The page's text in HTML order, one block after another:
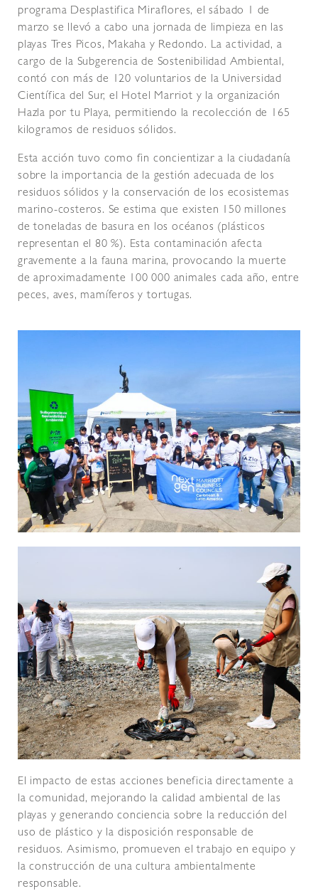
programa Desplastifica Miraflores, el sábado 1 de
marzo se llevó a cabo una jornada de limpieza en las
playas Tres Picos, Makaha y Redondo. La actividad, a
cargo de la Subgerencia de Sostenibilidad Ambiental,
contó con más de 120 voluntarios de la Universidad
Científica del Sur, el Hotel Marriot y la organización
Hazla por tu Playa, permitiendo la recolección de 165
kilogramos de residuos sólidos.
Esta acción tuvo como fin concientizar a la ciudadanía
sobre la importancia de la gestión adecuada de los
residuos sólidos y la conservación de los ecosistemas
marino-costeros. Se estima que existen 150 millones
de toneladas de basura en los océanos (plásticos
representan el 80 %). Esta contaminación afecta
gravemente a la fauna marina, provocando la muerte
de aproximadamente 100 000 animales cada año, entre
peces, aves, mamíferos y tortugas.
El impacto de estas acciones beneficia directamente a
la comunidad, mejorando la calidad ambiental de las
playas y generando conciencia sobre la reducción del
uso de plástico y la disposición responsable de
residuos. Asimismo, promueven el trabajo en equipo y
la construcción de una cultura ambientalmente
responsable.